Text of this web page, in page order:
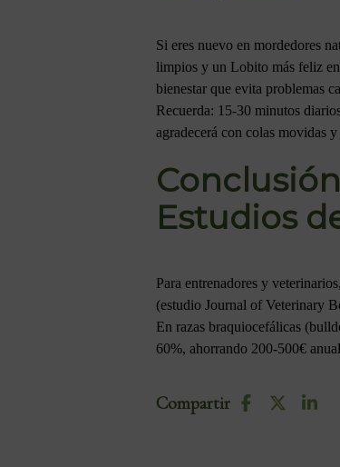
Si eres nuevo en mordedores
limpios y un Lobito más feliz
bienestar que evita problemas
Recuerda: 15-30 minutos
agradecerá con colas movidas
Estudios
Para entrenadores y
(estudio Journal of Veterinary
En razas braquiocefálicas
60%, ahorrando 200-500€
Compartir